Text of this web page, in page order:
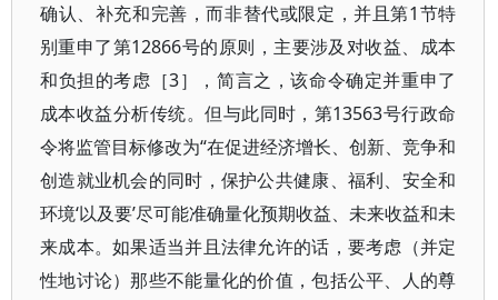
确认、补充和完善，而非替代或限定，并且第1节特
别重申了第12866号的原则，主要涉及对收益、成本
和负担的考虑［3］，简言之，该命令确定并重申了
成本收益分析传统。但与此同时，第13563号行政命
令将监管目标修改为“在促进经济增长、创新、竞争和
创造就业机会的同时，保护公共健康、福利、安全和
环境‘以及要’尽可能准确量化预期收益、未来收益和未
来成本。如果适当并且法律允许的话，要考虑（并定
性地讨论）那些不能量化的价值，包括公平、人的尊